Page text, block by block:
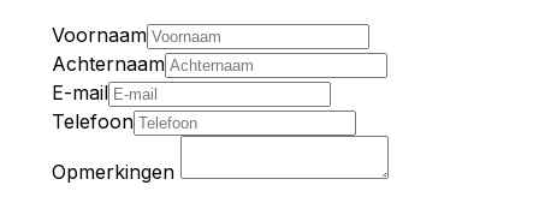
Voornaam
Achternaam
E-mail
Telefoon
Opmerkingen